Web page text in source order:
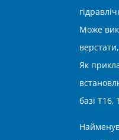
Може
Як
базі